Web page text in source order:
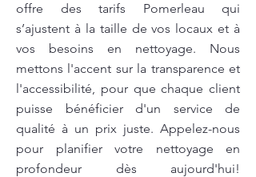
offre des tarifs Pomerleau qui
s’ajustent à la taille de vos locaux et à
vos besoins en nettoyage. Nous
mettons l'accent sur la transparence et
l'accessibilité, pour que chaque client
puisse bénéficier d'un service de
qualité à un prix juste. Appelez-nous
pour planifier votre nettoyage en
profondeur dès aujourd'hui!